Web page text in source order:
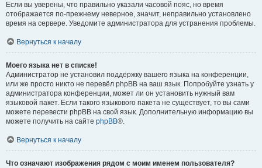
Если вы уверены, что правильно указали часовой пояс, но время
отображается по-прежнему неверное, значит, неправильно установлено
время на сервере. Уведомите администратора для устранения проблемы.
Вернуться к началу
Моего языка нет в списке!
Администратор не установил поддержку вашего языка на конференции,
или же просто никто не перевёл phpBB на ваш язык. Попробуйте узнать у
администратора конференции, может ли он установить нужный вам
языковой пакет. Если такого языкового пакета не существует, то вы сами
можете перевести phpBB на свой язык. Дополнительную информацию вы
можете получить на сайте phpBB®.
Вернуться к началу
Что означают изображения рядом с моим именем пользователя?